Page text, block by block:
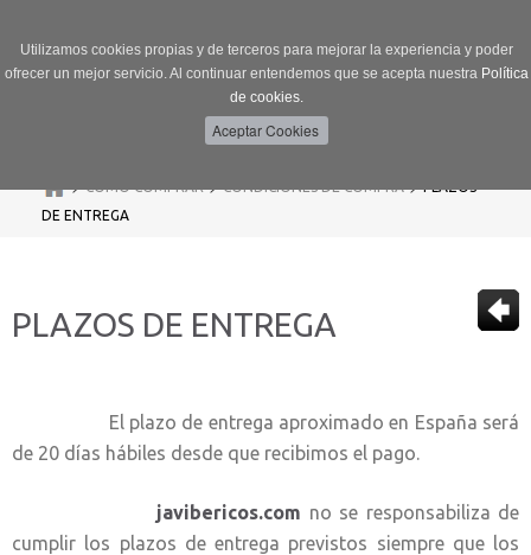
Utilizamos cookies propias y de terceros para mejorar la experiencia y poder
ofrecer un mejor servicio. Al continuar entendemos que se acepta nuestra Política
de cookies.
>CÓMO COMPRAR>CONDICIONES DE COMPRA>PLAZOS
DE ENTREGA
PLAZOS DE ENTREGA
El plazo de entrega aproximado en España será
de 20 días hábiles desde que recibimos el pago.
javibericos.com no se responsabiliza de
cumplir los plazos de entrega previstos siempre que los